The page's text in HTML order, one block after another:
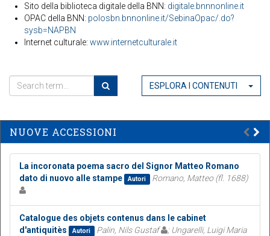
Sito della biblioteca digitale della BNN: digitale.bnnnonline.it
OPAC della BNN: polosbn.bnnonline.it/SebinaOpac/.do?
sysb=NAPBN
Internet culturale: www.internetculturale.it
ESPLORA I CONTENUTI
NUOVE ACCESSIONI
La incoronata poema sacro del Signor Matteo Romano
dato di nuovo alle stampe
Autori Romano, Matteo (fl. 1688)
Catalogue des objets contenus dans le cabinet
d'antiquitès
Autori Palin, Nils Gustaf
; Ungarelli, Luigi Maria